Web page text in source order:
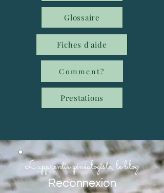
Glossaire
Fiches d'aide
Comment?
Prestations
L'apprentie généalogiste, le blog
Reconnexion